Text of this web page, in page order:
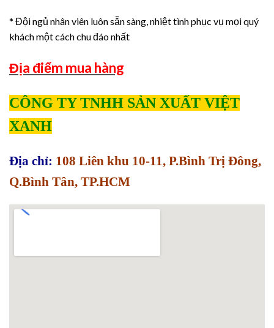
* Đội ngủ nhân viên luôn sẵn sàng, nhiệt tình phục vụ mọi quý
khách một cách chu đáo nhất
Địa điểm mua hàng
CÔNG TY TNHH SẢN XUẤT VIỆT
XANH
Địa chỉ: 108 Liên khu 10-11, P.Bình Trị Đông,
Q.Bình Tân, TP.HCM